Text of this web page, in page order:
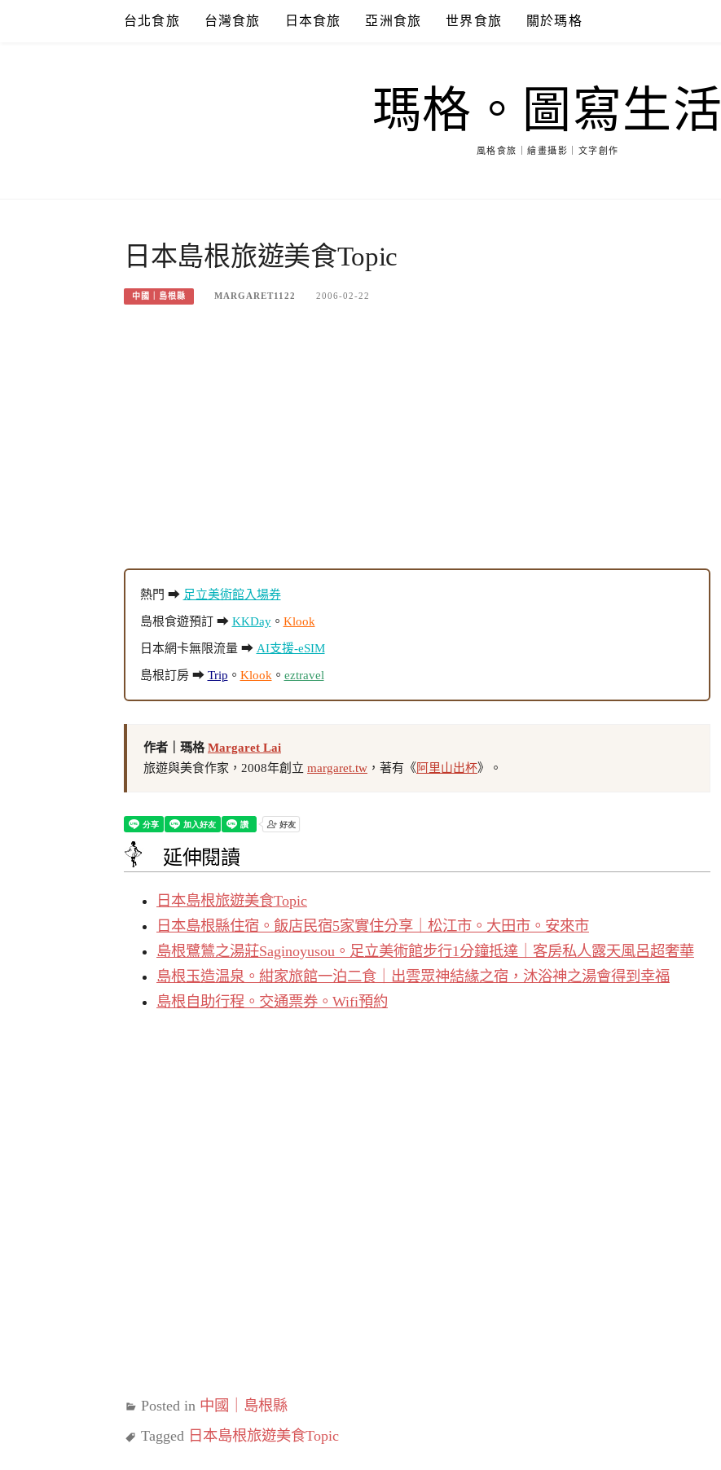
台北食旅 台灣食旅 日本食旅 亞洲食旅 世界食旅 關於瑪格
瑪格。圖寫生活
風格食旅｜繪畫攝影｜文字創作
日本島根旅遊美食Topic
中國｜島根縣 MARGARET1122 2006-02-22
熱門 ➡ 足立美術館入場券
島根食遊預訂 ➡ KKDay。 Klook
日本網卡無限流量 ➡ AI支援-eSIM
島根訂房 ➡ Trip 。 Klook 。 eztravel
作者｜瑪格Margaret Lai
旅遊與美食作家，2008年創立 margaret.tw ，著有《阿里山出杯》。
延伸閱讀
日本島根旅遊美食Topic
日本島根縣住宿。飯店民宿5家實住分享｜松江市。大田市。安來市
島根鷺鷥之湯莊Saginoyusou。足立美術館步行1分鐘抵達｜客房私人露天風呂超奢華
島根玉造温泉。紺家旅館一泊二食｜出雲眾神結緣之宿，沐浴神之湯會得到幸福
島根自助行程。交通票券。Wifi預約
Posted in 中國｜島根縣
Tagged 日本島根旅遊美食Topic